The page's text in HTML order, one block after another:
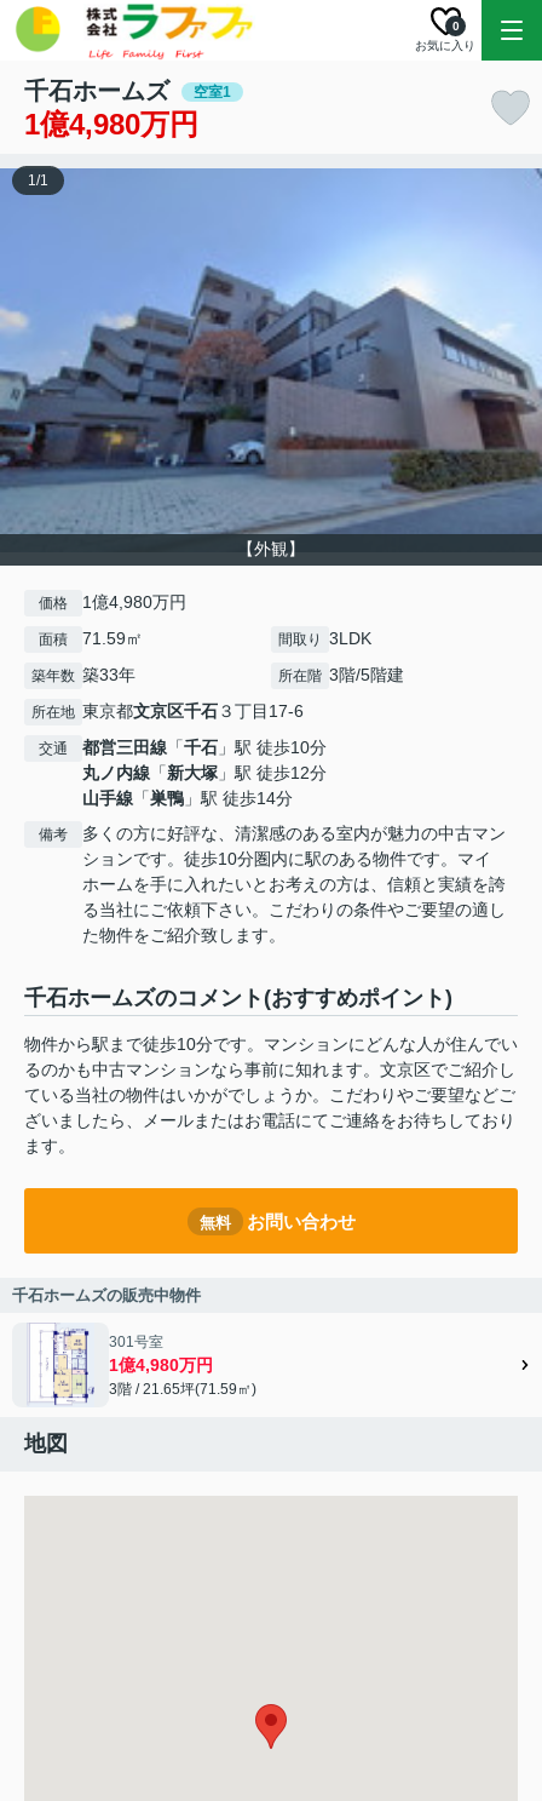
お気に入り
0
千石ホームズ 空室1
1億4,980万円
【外観】
1/1
価格 1億4,980万円
面積 71.59㎡ 間取り 3LDK
築年数 築33年 所在階 3階/5階建
所在地 東京都文京区千石３丁目17-6
交通 都営三田線 「千石 」駅 徒歩10分
丸ノ内線 「新大塚 」駅 徒歩12分
山手線 「巣鴨 」駅 徒歩14分
備考
多くの方に好評な、清潔感のある室内が魅力の中古マン
ションです。徒歩10分圏内に駅のある物件です。マイ
ホームを手に入れたいとお考えの方は、信頼と実績を誇
る当社にご依頼下さい。こだわりの条件やご要望の適し
た物件をご紹介致します。
千石ホームズのコメント(おすすめポイント)
物件から駅まで徒歩10分です。マンションにどんな人が住んでい
るのかも中古マンションなら事前に知れます。文京区でご紹介し
ている当社の物件はいかがでしょうか。こだわりやご要望などご
ざいましたら、メールまたはお電話にてご連絡をお待ちしており
ます。
無料 お問い合わせ
千石ホームズの販売中物件
301号室
1億4,980万円
3階 / 21.65坪(71.59㎡)
地図